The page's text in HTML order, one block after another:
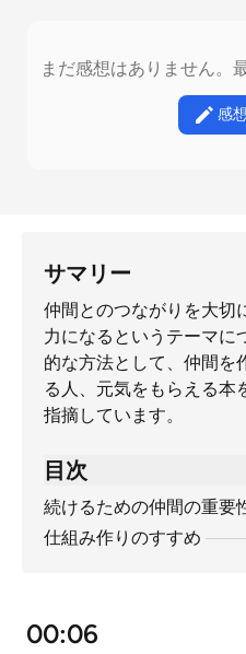
まだ感想はありません。
感
サマリー
仲間とのつながりを大切
力になるというテーマに
的な方法として、仲間を
る人、元気をもらえる本
指摘しています。
目次
続けるための仲間の重要
仕組み作りのすすめ
00:06